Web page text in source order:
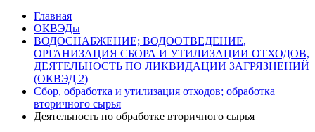
Главная
ОКВЭДы
ВОДОСНАБЖЕНИЕ; ВОДООТВЕДЕНИЕ,
ОРГАНИЗАЦИЯ СБОРА И УТИЛИЗАЦИИ ОТХОДОВ,
ДЕЯТЕЛЬНОСТЬ ПО ЛИКВИДАЦИИ ЗАГРЯЗНЕНИЙ
(ОКВЭД 2)
Сбор, обработка и утилизация отходов; обработка
вторичного сырья
Деятельность по обработке вторичного сырья